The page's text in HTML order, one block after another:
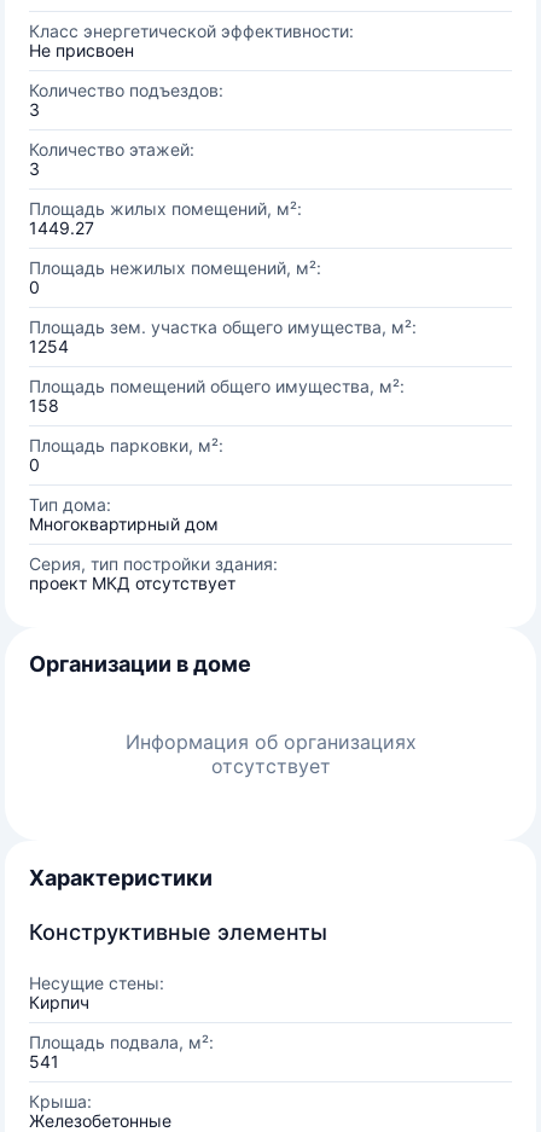
Класс энергетической эффективности:
Не присвоен
Количество подъездов:
3
Количество этажей:
3
Площадь жилых помещений, м²:
1449.27
Площадь нежилых помещений, м²:
0
Площадь зем. участка общего имущества, м²:
1254
Площадь помещений общего имущества, м²:
158
Площадь парковки, м²:
0
Тип дома:
Многоквартирный дом
Серия, тип постройки здания:
проект МКД отсутствует
Организации в доме
Информация об организациях
отсутствует
Характеристики
Конструктивные элементы
Несущие стены:
Кирпич
Площадь подвала, м²:
541
Крыша:
Железобетонные